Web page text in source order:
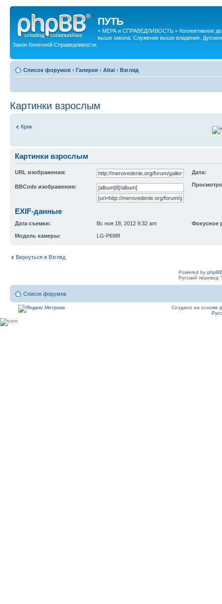
ПУТЬ
= МЕРА и СПРАВЕДЛИВОСТЬ = Коллективное
выше закона. Служение выше владения.
Закон Конечной Справедливости.
Список форумов ‹ Галереи ‹ Altai ‹ Взгляд
Картинки взрослым
Крик
Картинки взрослым
Дата:
URL изображения:
BBCode изображения:
EXIF-данные
Дата съемки: Вс ноя 18, 2012 9:32 am Фокусное
Модель камеры: LG-P698f
Вернуться в Взгляд
Powered by
Русский перевод
Список форумов
Создано на основе